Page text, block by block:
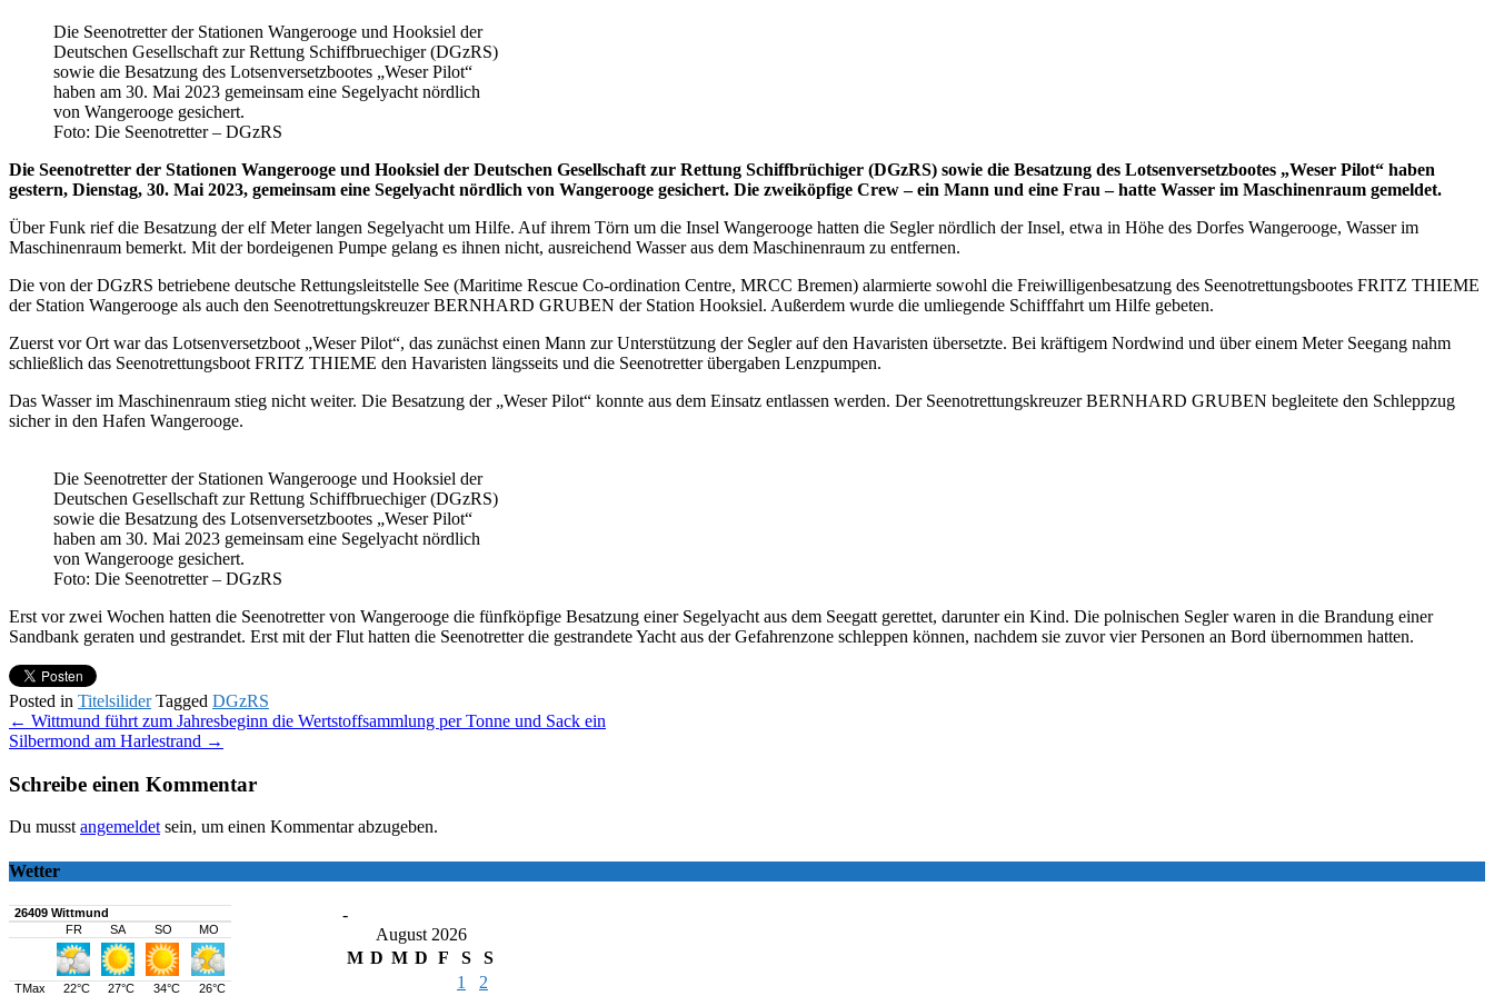
Die Seenotretter der Stationen Wangerooge und Hooksiel der
Deutschen Gesellschaft zur Rettung Schiffbruechiger (DGzRS)
sowie die Besatzung des Lotsenversetzbootes „Weser Pilot“
haben am 30. Mai 2023 gemeinsam eine Segelyacht nördlich
von Wangerooge gesichert.
Foto: Die Seenotretter – DGzRS
Die Seenotretter der Stationen Wangerooge und Hooksiel der Deutschen Gesellschaft zur Rettung Schiffbrüchiger (DGzRS) sowie die Besatzung des Lotsenversetzbootes „Weser Pilot“ haben
gestern, Dienstag, 30. Mai 2023, gemeinsam eine Segelyacht nördlich von Wangerooge gesichert. Die zweiköpfige Crew – ein Mann und eine Frau – hatte Wasser im Maschinenraum gemeldet.
Über Funk rief die Besatzung der elf Meter langen Segelyacht um Hilfe. Auf ihrem Törn um die Insel Wangerooge hatten die Segler nördlich der Insel, etwa in Höhe des Dorfes Wangerooge, Wasser im
Maschinenraum bemerkt. Mit der bordeigenen Pumpe gelang es ihnen nicht, ausreichend Wasser aus dem Maschinenraum zu entfernen.
Die von der DGzRS betriebene deutsche Rettungsleitstelle See (Maritime Rescue Co-ordination Centre, MRCC Bremen) alarmierte sowohl die Freiwilligenbesatzung des Seenotrettungsbootes FRITZ THIEME
der Station Wangerooge als auch den Seenotrettungskreuzer BERNHARD GRUBEN der Station Hooksiel. Außerdem wurde die umliegende Schifffahrt um Hilfe gebeten.
Zuerst vor Ort war das Lotsenversetzboot „Weser Pilot“, das zunächst einen Mann zur Unterstützung der Segler auf den Havaristen übersetzte. Bei kräftigem Nordwind und über einem Meter Seegang nahm
schließlich das Seenotrettungsboot FRITZ THIEME den Havaristen längsseits und die Seenotretter übergaben Lenzpumpen.
Das Wasser im Maschinenraum stieg nicht weiter. Die Besatzung der „Weser Pilot“ konnte aus dem Einsatz entlassen werden. Der Seenotrettungskreuzer BERNHARD GRUBEN begleitete den Schleppzug
sicher in den Hafen Wangerooge.
Die Seenotretter der Stationen Wangerooge und Hooksiel der
Deutschen Gesellschaft zur Rettung Schiffbruechiger (DGzRS)
sowie die Besatzung des Lotsenversetzbootes „Weser Pilot“
haben am 30. Mai 2023 gemeinsam eine Segelyacht nördlich
von Wangerooge gesichert.
Foto: Die Seenotretter – DGzRS
Erst vor zwei Wochen hatten die Seenotretter von Wangerooge die fünfköpfige Besatzung einer Segelyacht aus dem Seegatt gerettet, darunter ein Kind. Die polnischen Segler waren in die Brandung einer
Sandbank geraten und gestrandet. Erst mit der Flut hatten die Seenotretter die gestrandete Yacht aus der Gefahrenzone schleppen können, nachdem sie zuvor vier Personen an Bord übernommen hatten.
Posted in TitelsiliderTagged DGzRS
Post
navigation
← Wittmund führt zum Jahresbeginn die Wertstoffsammlung per Tonne und Sack ein
Silbermond am Harlestrand →
Schreibe einen Kommentar
Du musst angemeldet sein, um einen Kommentar abzugeben.
Wetter
-
August 2026
M D M D F S
S
1
2